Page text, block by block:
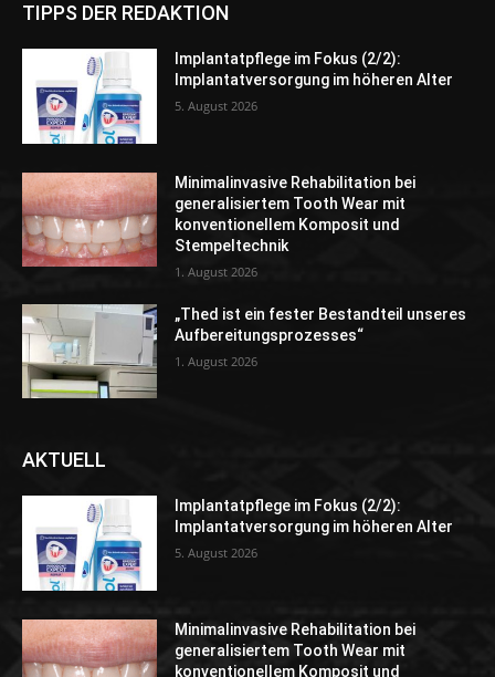
TIPPS DER REDAKTION
Implantatpflege im Fokus (2/2):
Implantatversorgung im höheren Alter
5. August 2026
Minimalinvasive Rehabilitation bei
generalisiertem Tooth Wear mit
konventionellem Komposit und
Stempeltechnik
1. August 2026
„Thed ist ein fester Bestandteil unseres
Aufbereitungsprozesses“
1. August 2026
AKTUELL
Implantatpflege im Fokus (2/2):
Implantatversorgung im höheren Alter
5. August 2026
Minimalinvasive Rehabilitation bei
generalisiertem Tooth Wear mit
konventionellem Komposit und